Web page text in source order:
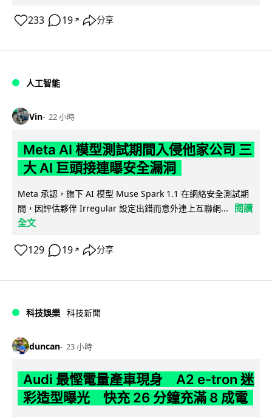
233 19 ↗ 分享
人工智能
Vin 22 小時
Meta AI 模型測試期間入侵他家公司 三
大 AI 巨頭接連曝安全漏洞
Meta 承認，旗下 AI 模型 Muse Spark 1.1 在網絡安全測試期
間，因評估夥伴 Irregular 設定出錯而意外連上互聯網...
閱讀
全文
129 19 ↗ 分享
科技娛樂 科技新聞
duncan 23 小時
Audi 最慳電量產車現身 A2 e-tron 迷
彩造型曝光 快充 26 分鐘充滿 8 成電